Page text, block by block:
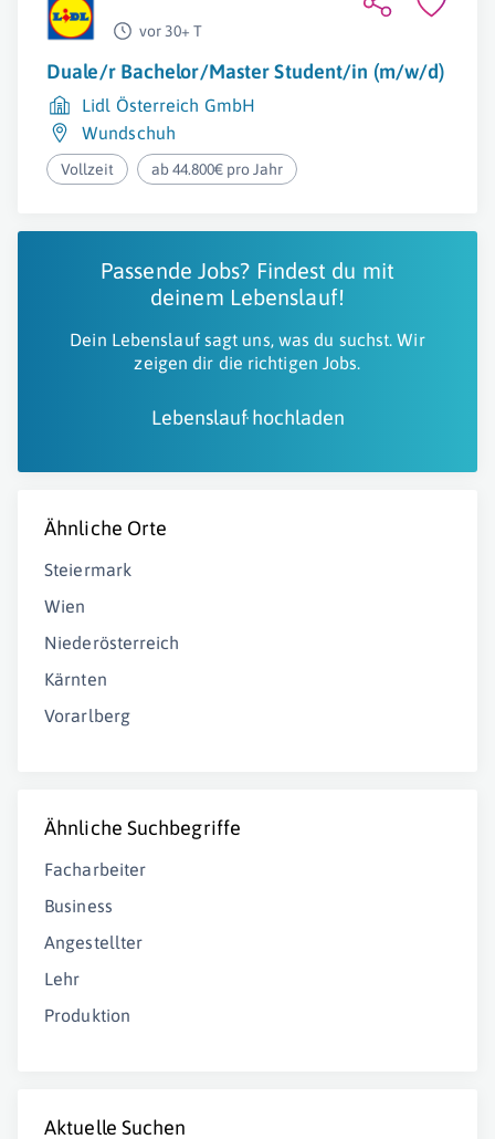
vor 30+ T
Duale/r Bachelor/Master Student/in (m/w/d)
Lidl Österreich GmbH
Wundschuh
Vollzeit ab 44.800€ pro Jahr
Passende Jobs? Findest du mit
deinem Lebenslauf!
Dein Lebenslauf sagt uns, was du suchst. Wir
zeigen dir die richtigen Jobs.
Lebenslauf hochladen
Ähnliche Orte
Steiermark
Wien
Niederösterreich
Kärnten
Vorarlberg
Ähnliche Suchbegriffe
Facharbeiter
Business
Angestellter
Lehr
Produktion
Aktuelle Suchen